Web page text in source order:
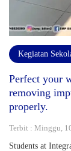
Kegiatan
Perfect your
removing
properly.
Terbit : Minggu,
Students at